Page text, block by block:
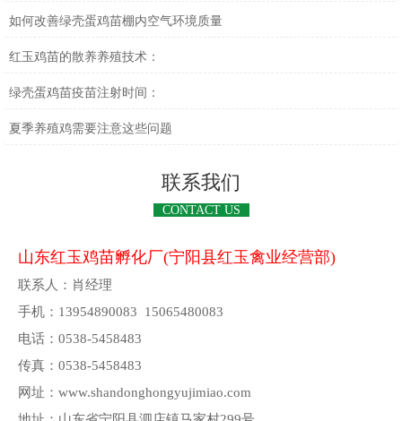
如何改善绿壳蛋鸡苗棚内空气环境质量
红玉鸡苗的散养养殖技术：
绿壳蛋鸡苗疫苗注射时间：
夏季养殖鸡需要注意这些问题
联系我们
CONTACT US
山东红玉鸡苗孵化厂(宁阳县红玉禽业经营部)
联系人：肖经理
手机：13954890083 15065480083
电话：0538-5458483
传真：0538-5458483
网址：www.shandonghongyujimiao.com